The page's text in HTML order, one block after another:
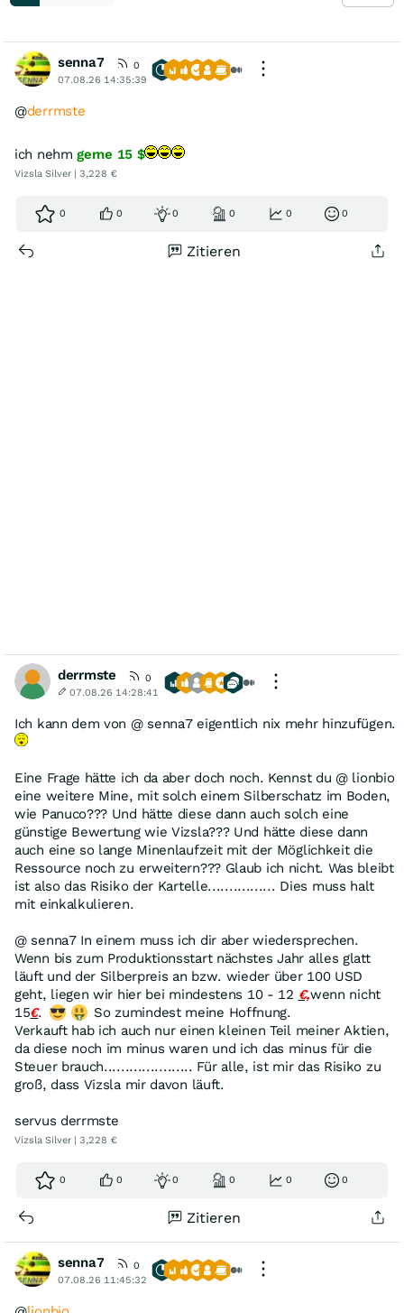
senna7
0
07.08.26 14:35:39
@derrmste
ich nehmgerne 15 $
Vizsla Silver | 3,228 €
0 0 0 0 0 0
Zitieren
derrmste
0
07.08.26 14:28:41
Ich kann dem von @ senna7 eigentlich nix mehr hinzufügen.
Eine Frage hätte ich da aber doch noch. Kennst du @ lionbio
eine weitere Mine, mit solch einem Silberschatz im Boden,
wie Panuco??? Und hätte diese dann auch solch eine
günstige Bewertung wie Vizsla??? Und hätte diese dann
auch eine so lange Minenlaufzeit mit der Möglichkeit die
Ressource noch zu erweitern??? Glaub ich nicht. Was bleibt
ist also das Risiko der Kartelle................ Dies muss halt
mit einkalkulieren.
@ senna7 In einem muss ich dir aber wiedersprechen.
Wenn bis zum Produktionsstart nächstes Jahr alles glatt
läuft und der Silberpreis an bzw. wieder über 100 USD
geht, liegen wir hier bei mindestens 10 - 12 €,wenn nicht
15€.
So zumindest meine Hoffnung.
Verkauft hab ich auch nur einen kleinen Teil meiner Aktien,
da diese noch im minus waren und ich das minus für die
Steuer brauch..................... Für alle, ist mir das Risiko zu
groß, dass Vizsla mir davon läuft.
servus derrmste
Vizsla Silver | 3,228 €
0 0 0 0 0 0
Zitieren
senna7
0
07.08.26 11:45:32